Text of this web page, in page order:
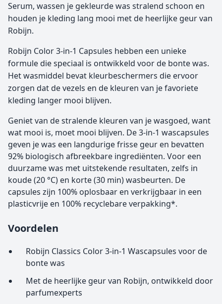
Serum, wassen je gekleurde was stralend schoon en
houden je kleding lang mooi met de heerlijke geur van
Robijn.
Robijn Color 3-in-1 Capsules hebben een unieke
formule die speciaal is ontwikkeld voor de bonte was.
Het wasmiddel bevat kleurbeschermers die ervoor
zorgen dat de vezels en de kleuren van je favoriete
kleding langer mooi blijven.
Geniet van de stralende kleuren van je wasgoed, want
wat mooi is, moet mooi blijven. De 3-in-1 wascapsules
geven je was een langdurige frisse geur en bevatten
92% biologisch afbreekbare ingrediënten. Voor een
duurzame was met uitstekende resultaten, zelfs in
koude (20 °C) en korte (30 min) wasbeurten. De
capsules zijn 100% oplosbaar en verkrijgbaar in een
plasticvrije en 100% recyclebare verpakking*.
Voordelen
Robijn Classics Color 3-in-1 Wascapsules voor de
bonte was
Met de heerlijke geur van Robijn, ontwikkeld door
parfumexperts